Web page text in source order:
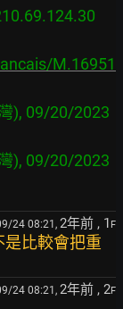
M.16951
), 09/20/2023
), 09/20/2023
24 08:21, 2年前 , 1 F
比較會把重
24 08:21, 2年前 , 2F